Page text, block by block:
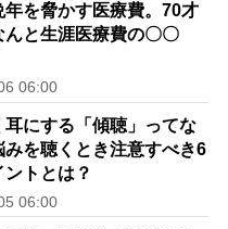
年を脅かす医療費。70才
んと生涯医療費の〇〇
06:00
耳にする「傾聴」ってな
を聴くとき注意すべき6
トとは？
06:00